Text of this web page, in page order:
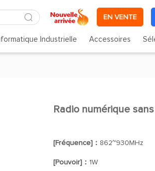
EN VENTE
Industrielle Accessoires
Radio numérique
[Fréquence]： 862~930MHz
[Pouvoir]： 1W